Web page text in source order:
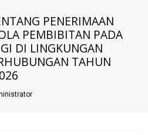
PENERIMAAN
PEMBIBITAN PADA
DI LINGKUNGAN
TAHUN